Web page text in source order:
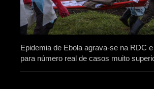
Epidemia de Ebola agrava-se na RDC
para número real de casos muito